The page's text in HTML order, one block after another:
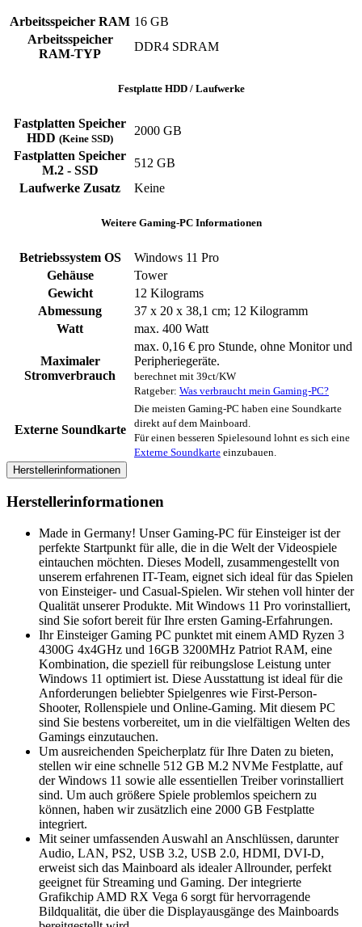
Arbeitsspeicher RAM ‎16 GB
Arbeitsspeicher
RAM-TYP
‎DDR4 SDRAM
Festplatte HDD / Laufwerke
Fastplatten Speicher
HDD (Keine SSD)
2000 GB
Fastplatten Speicher
M.2 - SSD
512 GB
Laufwerke Zusatz
‎Keine
Weitere Gaming-PC Informationen
Betriebssystem OS
Windows 11 Pro
Gehäuse
‎Tower
Gewicht
‎12 Kilograms
Abmessung
‎37 x 20 x 38,1 cm; 12 Kilogramm
Watt
max. 400 Watt
Maximaler
Stromverbrauch
max. 0,16 € pro Stunde, ohne Monitor und
Peripheriegeräte.
berechnet mit 39ct/KW
Ratgeber: Was verbraucht mein Gaming-PC?
Externe Soundkarte
Die meisten Gaming-PC haben eine Soundkarte
direkt auf dem Mainboard.
Für einen besseren Spielesound lohnt es sich eine
Externe Soundkarte einzubauen.
Herstellerinformationen
Herstellerinformationen
Made in Germany! Unser Gaming-PC für Einsteiger ist der
perfekte Startpunkt für alle, die in die Welt der Videospiele
eintauchen möchten. Dieses Modell, zusammengestellt von
unserem erfahrenen IT-Team, eignet sich ideal für das Spielen
von Einsteiger- und Casual-Spielen. Wir stehen voll hinter der
Qualität unserer Produkte. Mit Windows 11 Pro vorinstalliert,
sind Sie sofort bereit für Ihre ersten Gaming-Erfahrungen.
Ihr Einsteiger Gaming PC punktet mit einem AMD Ryzen 3
4300G 4x4GHz und 16GB 3200MHz Patriot RAM, eine
Kombination, die speziell für reibungslose Leistung unter
Windows 11 optimiert ist. Diese Ausstattung ist ideal für die
Anforderungen beliebter Spielgenres wie First-Person-
Shooter, Rollenspiele und Online-Gaming. Mit diesem PC
sind Sie bestens vorbereitet, um in die vielfältigen Welten des
Gamings einzutauchen.
Um ausreichenden Speicherplatz für Ihre Daten zu bieten,
stellen wir eine schnelle 512 GB M.2 NVMe Festplatte, auf
der Windows 11 sowie alle essentiellen Treiber vorinstalliert
sind. Um auch größere Spiele problemlos speichern zu
können, haben wir zusätzlich eine 2000 GB Festplatte
integriert.
Mit seiner umfassenden Auswahl an Anschlüssen, darunter
Audio, LAN, PS2, USB 3.2, USB 2.0, HDMI, DVI-D,
erweist sich das Mainboard als idealer Allrounder, perfekt
geeignet für Streaming und Gaming. Der integrierte
Grafikchip AMD RX Vega 6 sorgt für hervorragende
Bildqualität, die über die Displayausgänge des Mainboards